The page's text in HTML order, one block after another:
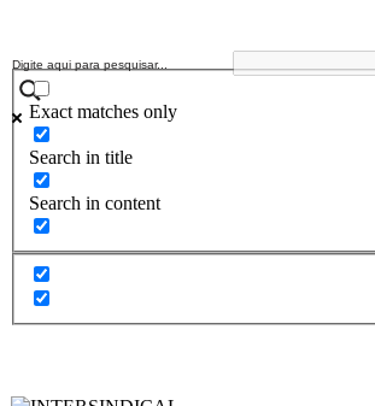
Exact matches only
Search in title
Search in content